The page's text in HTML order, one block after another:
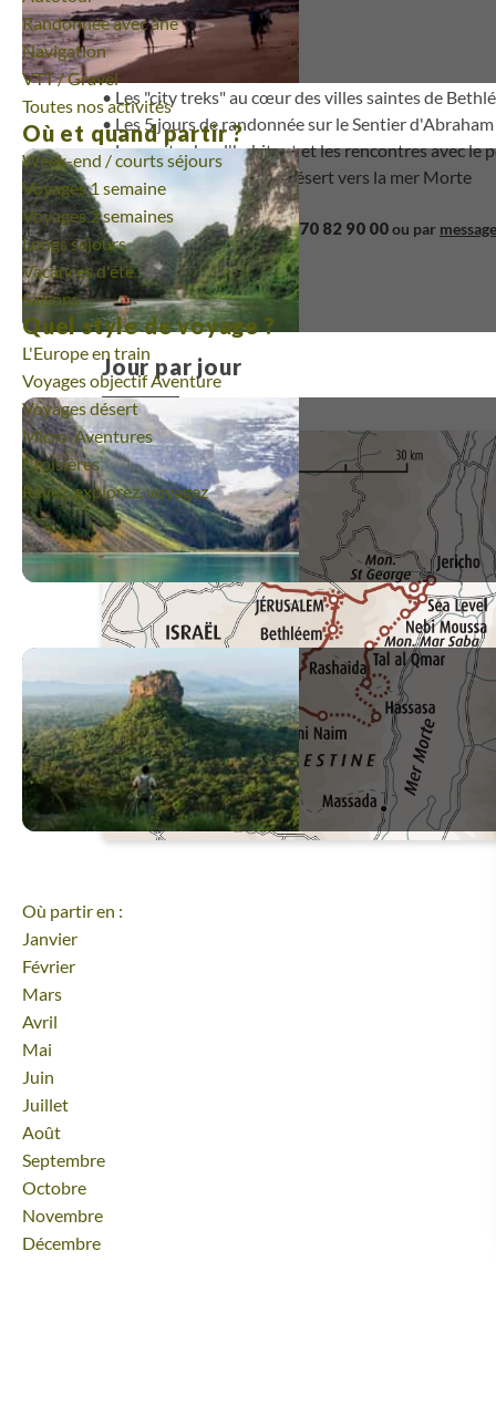
Où partir en :
Janvier
Février
Mars
Avril
Mai
Juin
Juillet
Août
Septembre
Octobre
Novembre
Décembre
Randonnée avec âne
Navigation
VTT / Gravel
Toutes nos activités
Où et quand partir ?
Week-end / courts séjours
Voyages 1 semaine
Voyages 2 semaines
Longs séjours
Vacances d'été
Saisons
Quel style de voyage ?
L'Europe en train
Voyages objectif Aventure
Voyages désert
Micro-Aventures
Croisières
Rêvez, explorez, voyagez
Les plus Terdav
Les "city treks" au cœur des villes saintes de
Les 5 jours de randonnée sur le Sentier d'Abraham
Les nuits chez l'habitant et les rencontres avec le
Le campement dans le désert vers la mer Morte
Contactez-nous au01 70 82 90 00ou par message
Jour par jour